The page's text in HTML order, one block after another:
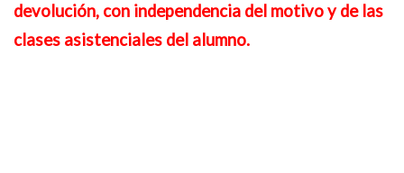
devolución, con independencia del motivo y de las
clases asistenciales del alumno.